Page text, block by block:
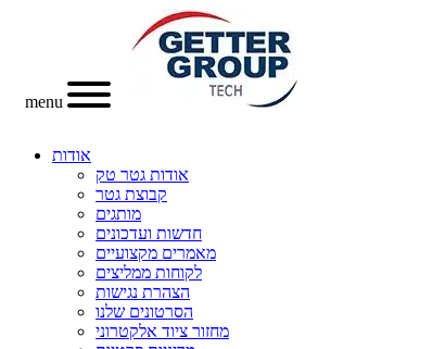
menu
אודות
אודות גטר טק
קבוצת גטר
מותגים
חדשות ועדכונים
מאמרים מקצועיים
לקוחות ממליצים
הצהרת נגישות
הסרטונים שלנו
מחזור ציוד אלקטרוני